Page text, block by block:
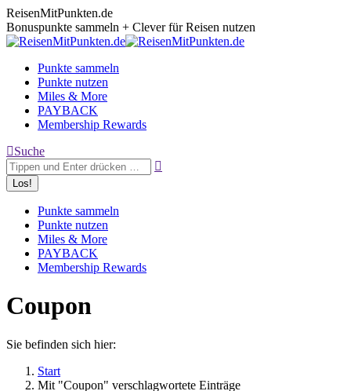
Zum
Inhalt
springen
ReisenMitPunkten.de
Bonuspunkte sammeln + Clever für Reisen nutzen
Punkte sammeln
Punkte nutzen
Miles & More
PAYBACK
Membership Rewards
Search:
Suche
Punkte sammeln
Punkte nutzen
Miles & More
PAYBACK
Membership Rewards
Coupon
Sie befinden sich hier:
Start
Mit "Coupon" verschlagwortete Einträge